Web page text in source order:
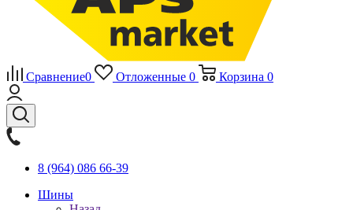
Сравнение0 Отложенные 0 Корзина 0
8 (964) 086 66-39
Шины